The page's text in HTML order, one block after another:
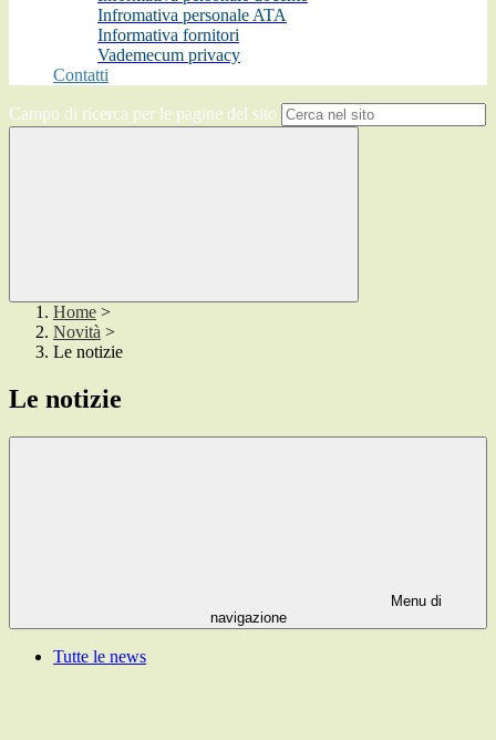
Infromativa personale ATA
Informativa fornitori
Vademecum privacy
Contatti
Campo di ricerca per le pagine del sito
Home >
Novità >
Le notizie
Le notizie
Menu di
navigazione
Tutte le news